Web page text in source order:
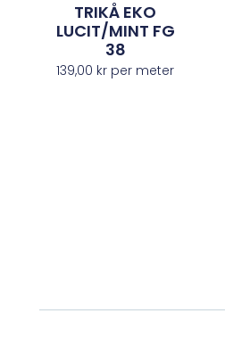
TRIKÅ EKO
LUCIT/MINT FG
38
139,00 kr per meter